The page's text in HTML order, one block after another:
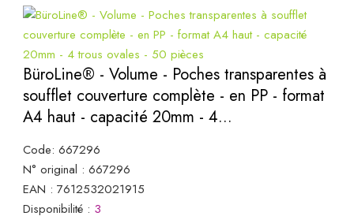
BüroLine® - Volume - Poches transparentes à
soufflet couverture complète - en PP - format
A4 haut - capacité 20mm - 4...
Code: 667296
N° original : 667296
EAN : 7612532021915
Disponibilité : 3